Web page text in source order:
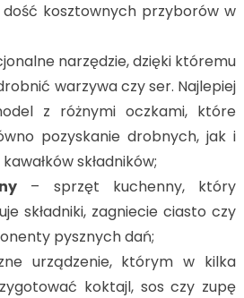
kosztownych przyborów w
narzędzie, dzięki któremu
warzywa czy ser. Najlepiej
z różnymi oczkami, które
pozyskanie drobnych, jak i
składników;
– sprzęt kuchenny, który
składniki, zagniecie ciasto czy
pysznych dań;
urządzenie, którym w kilka
koktajl, sos czy zupę